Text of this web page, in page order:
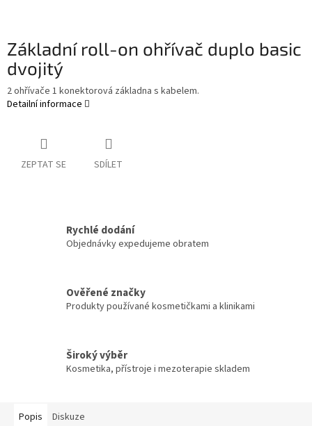
Základní roll-on ohřívač duplo basic
dvojitý
2 ohřívače 1 konektorová základna s kabelem.
Detailní informace
ZEPTAT SE SDÍLET
Rychlé dodání
Objednávky expedujeme obratem
Ověřené značky
Produkty používané kosmetičkami a klinikami
Široký výběr
Kosmetika, přístroje i mezoterapie skladem
Popis Diskuze